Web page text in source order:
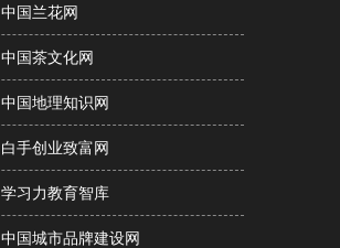
中国兰花网
中国茶文化网
中国地理知识网
白手创业致富网
学习力教育智库
中国城市品牌建设网